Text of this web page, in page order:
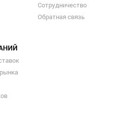
Сотрудничество
Обратная связь